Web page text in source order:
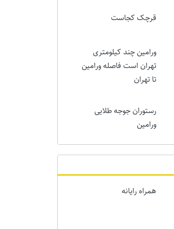
امروز
قرچک کجاست
ورامین چند کیلومتری
تا تهران
رستوران جوجه طلایی
ورامین